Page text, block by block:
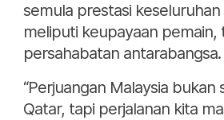
semula prestasi
meliputi keupayaan pemain,
persahabatan antarabangsa.
“Perjuangan Malaysia
Qatar, tapi perjalanan kita